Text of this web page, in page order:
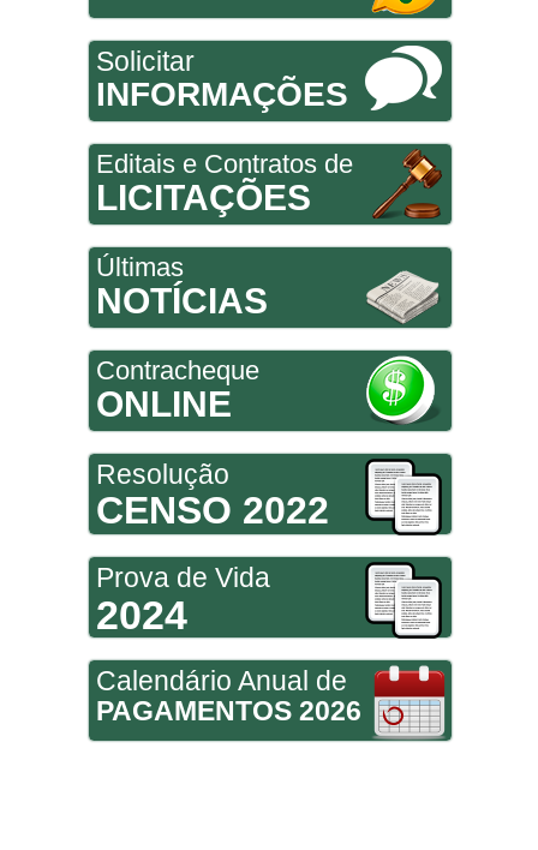
Solicitar
INFORMAÇÕES
Editais e Contratos de
LICITAÇÕES
Últimas
NOTÍCIAS
Contracheque
ONLINE
Resolução
CENSO 2022
Prova de Vida
2024
Calendário Anual de
PAGAMENTOS 2026